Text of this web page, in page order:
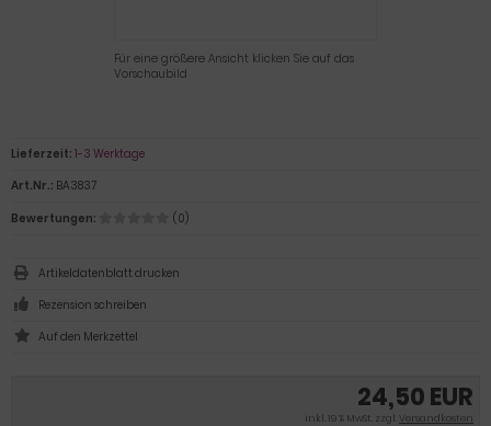
Für eine größere Ansicht klicken Sie auf das
Vorschaubild
24,50 EUR
inkl. 19 % MwSt. zzgl.Versandkosten
Lieferzeit: 1-3 Werktage
Art.Nr.: BA3837
Bewertungen:
(0)
Artikeldatenblatt drucken
Rezension schreiben